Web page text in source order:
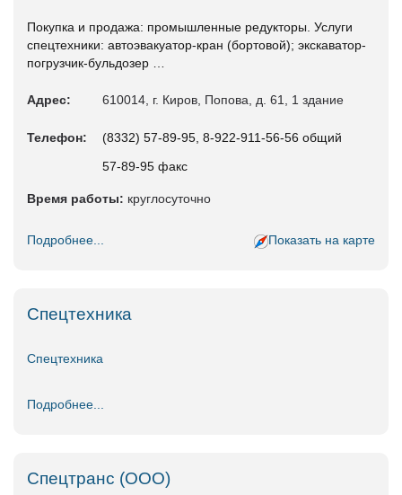
Покупка и продажа: промышленные редукторы. Услуги
спецтехники: автоэвакуатор-кран (бортовой); экскаватор-
погрузчик-бульдозер …
Адрес: 610014, г. Киров, Попова, д. 61, 1 здание
Телефон:
(8332) 57-89-95, 8-922-911-56-56 общий
57-89-95 факс
Время работы: круглосуточно
Подробнее... Показать на карте
Спецтехника
Спецтехника
Подробнее...
Спецтранс (ООО)